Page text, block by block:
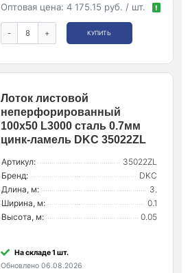
Оптовая цена: 4 175.15 руб. / шт. !
- + КУПИТЬ
Лоток листовой
неперфорированный
100х50 L3000 сталь 0.7мм
цинк-ламель DKC 35022ZL
Артикул:
35022ZL
Бренд:
DKC
Длина, м:
3.
Ширина, м:
0.1
Высота, м:
0.05
На складе 1 шт.
Обновлено 06.08.2026